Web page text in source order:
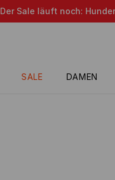
Der Sale läuft noch:
SALE DAMEN